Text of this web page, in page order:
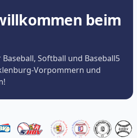
beim
Softball und Baseball5
Vorpommern und